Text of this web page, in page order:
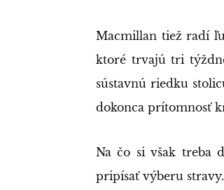
Macmillan tiež radí
ktoré trvajú tri
sústavnú riedku
dokonca prítomnosť
Na čo si však treba
pripísať výberu stravy.